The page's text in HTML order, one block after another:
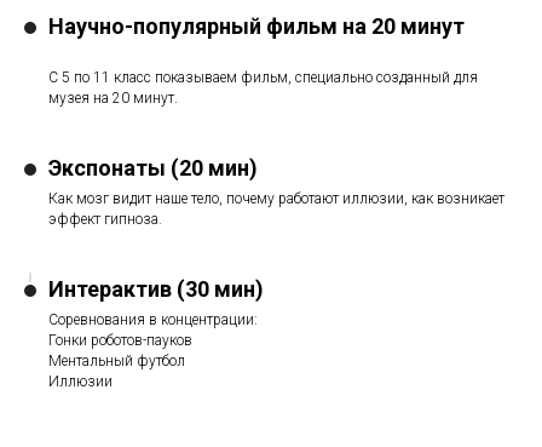
Научно-популярный фильм на 20 минут
С 5 по 11 класс показываем фильм, специально созданный для
музея на 20 минут.
Экспонаты (20 мин)
Как мозг видит наше тело, почему работают иллюзии, как возникает
эффект гипноза.
Интерактив (30 мин)
Соревнования в концентрации:
Гонки роботов-пауков
Ментальный футбол
Иллюзии